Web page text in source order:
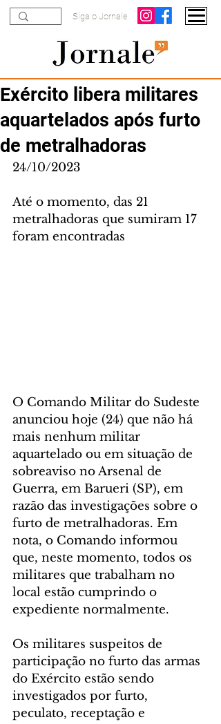
Siga o Jornale
Exército libera militares
aquartelados após furto
de metralhadoras
24/10/2023
Até o momento, das 21
metralhadoras que sumiram 17
foram encontradas
O Comando Militar do Sudeste
anunciou hoje (24) que não há
mais nenhum militar
aquartelado ou em situação de
sobreaviso no Arsenal de
Guerra, em Barueri (SP), em
razão das investigações sobre o
furto de metralhadoras. Em
nota, o Comando informou
que, neste momento, todos os
militares que trabalham no
local estão cumprindo o
expediente normalmente.
Os militares suspeitos de
participação no furto das armas
do Exército estão sendo
investigados por furto,
peculato, receptação e